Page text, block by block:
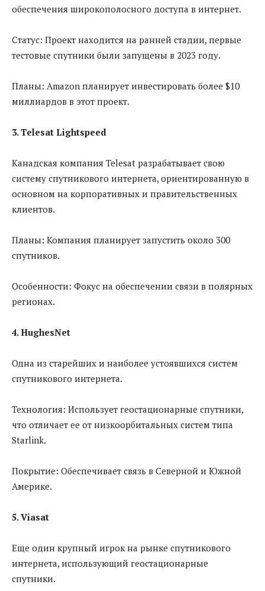
обеспечения широкополосного доступа в интернет.
Статус: Проект находится на ранней стадии, первые
тестовые спутники были запущены в 2023 году.
Планы: Amazon планирует инвестировать более $10
миллиардов в этот проект.
3. Telesat Lightspeed
Канадская компания Telesat разрабатывает свою
систему спутникового интернета, ориентированную в
основном на корпоративных и правительственных
клиентов.
Планы: Компания планирует запустить около 300
спутников.
Особенности: Фокус на обеспечении связи в полярных
регионах.
4. HughesNet
Одна из старейших и наиболее устоявшихся систем
спутникового интернета.
Технология: Использует геостационарные спутники,
что отличает ее от низкоорбитальных систем типа
Starlink.
Покрытие: Обеспечивает связь в Северной и Южной
Америке.
5. Viasat
Еще один крупный игрок на рынке спутникового
интернета, использующий геостационарные
спутники.